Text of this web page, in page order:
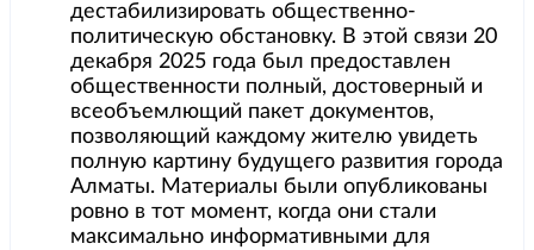
дестабилизировать общественно-
политическую обстановку. В этой связи 20
декабря 2025 года был предоставлен
общественности полный, достоверный и
всеобъемлющий пакет документов,
позволяющий каждому жителю увидеть
полную картину будущего развития города
Алматы. Материалы были опубликованы
ровно в тот момент, когда они стали
максимально информативными для